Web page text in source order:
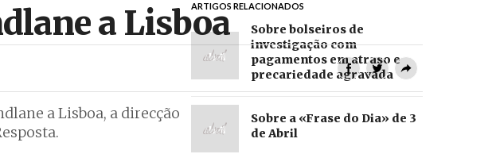
a Lisboa
a Lisboa, a direcção
ARTIGOS RELACIONADOS
Sobre bolseiros de
investigação com
pagamentos em atraso e
precariedade agravada
Sobre a «Frase do Dia» de 3
de Abril